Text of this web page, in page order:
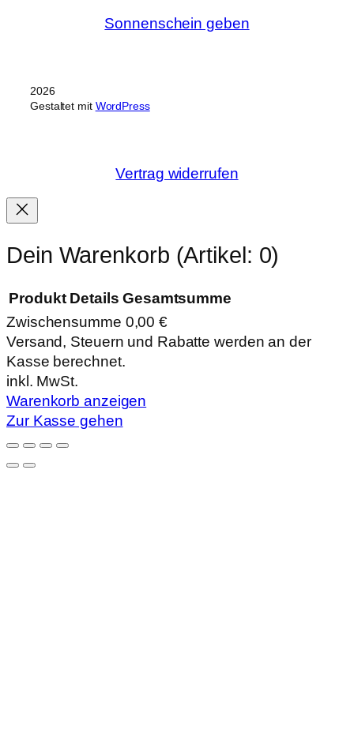
Sonnenschein geben
2026
Gestaltet mit WordPress
Vertrag widerrufen
Dein Warenkorb (Artikel: 0)
Produkte
im
Warenkorb
Produkt Details Gesamtsumme
Zwischensumme 0,00 €
Versand, Steuern und Rabatte werden an der
Kasse berechnet.
inkl. MwSt.
Warenkorb anzeigen
Zur Kasse gehen